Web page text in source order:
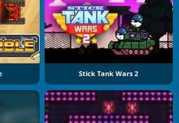
Stick Tank Wars 2